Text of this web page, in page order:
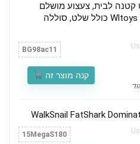
קטנה לבית, צעצוע מושלם
Wltoys 284131 1/28 כולל שלט, סוללה
BG98ac11
קנה מוצר זה
15MegaS180